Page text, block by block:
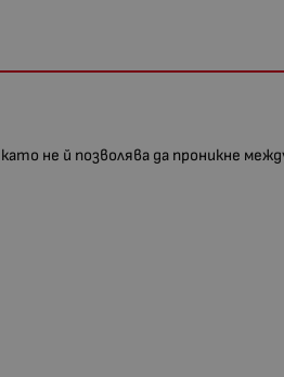
не й позволява да проникне